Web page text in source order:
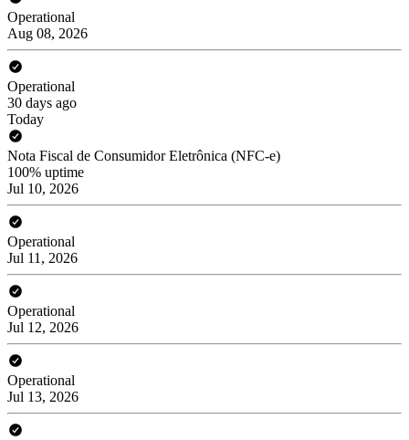
Operational
Aug 08, 2026
Operational
30 days ago
Today
Nota Fiscal de Consumidor Eletrônica (NFC-e)
100% uptime
Jul 10, 2026
Operational
Jul 11, 2026
Operational
Jul 12, 2026
Operational
Jul 13, 2026